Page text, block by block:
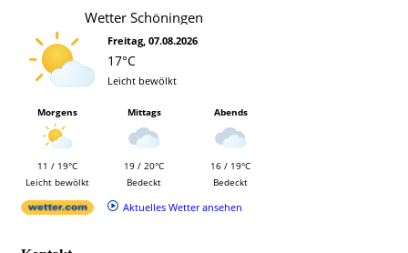
Wetter Schöningen
Freitag, 07.08.2026
17°C
Leicht bewölkt
Morgens
11 / 19°C
Leicht bewölkt
Mittags
19 / 20°C
Bedeckt
Abends
16 / 19°C
Bedeckt
Aktuelles Wetter ansehen